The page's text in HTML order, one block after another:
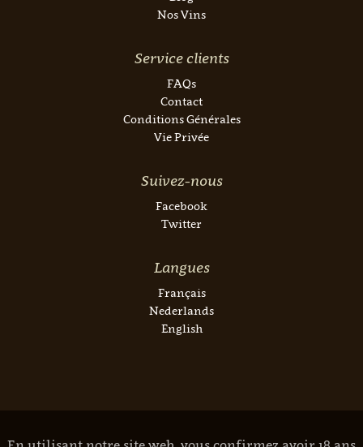
Nos Vins
Service clients
FAQs
Contact
Conditions Générales
Vie Privée
Suivez-nous
Facebook
Twitter
Langues
Français
Nederlands
English